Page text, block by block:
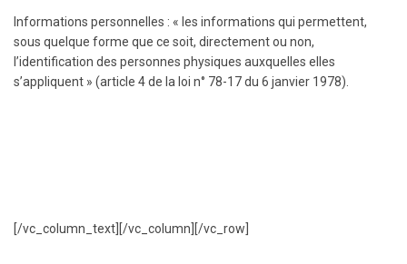
Informations personnelles : « les informations qui permettent,
sous quelque forme que ce soit, directement ou non,
l’identification des personnes physiques auxquelles elles
s’appliquent » (article 4 de la loi n° 78-17 du 6 janvier 1978).
[/vc_column_text][/vc_column][/vc_row]